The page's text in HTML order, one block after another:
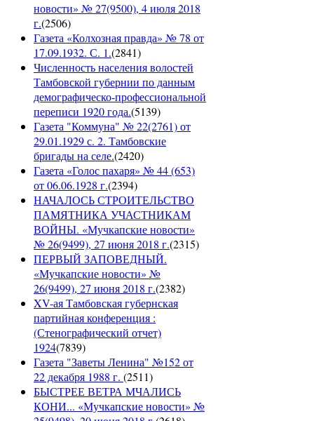
новости» № 27(9500), 4 июля 2018
г.(2506)
Газета «Колхозная правда» № 78 от
17.09.1932. С. 1.(2841)
Численность населения волостей
Тамбовской губернии по данным
демографическо-профессиональной
переписи 1920 года.(5139)
Газета "Коммуна" № 22(2761) от
29.01.1929 с. 2. Тамбовские
бригады на селе.(2420)
Газета «Голос пахаря» № 44 (653)
от 06.06.1928 г.(2394)
НАЧАЛОСЬ СТРОИТЕЛЬСТВО
ПАМЯТНИКА УЧАСТНИКАМ
ВОЙНЫ. «Мучкапские новости»
№ 26(9499), 27 июня 2018 г.(2315)
ПЕРВЫЙ ЗАПОВЕДНЫЙ.
«Мучкапские новости» №
26(9499), 27 июня 2018 г.(2382)
XV-ая Тамбовская губернская
партийная конференция :
(Стенографический отчет)
1924(7839)
Газета "Заветы Ленина" №152 от
22 декабря 1988 г. (2511)
БЫСТРЕЕ ВЕТРА МЧАЛИСЬ
КОНИ... «Мучкапские новости» №